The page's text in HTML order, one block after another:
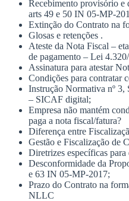
Recebimento provisório
arts 49 e 50 IN 05-MP-
Extinção do Contrato na
Glosas e retenções .
Ateste da Nota Fiscal –
de pagamento – Lei
Assinatura para atestar
Condições para contratar
Instrução Normativa nº
– SICAF digital;
Empresa não mantém
paga a nota fiscal/fatura?
Diferença entre
Gestão e Fiscalização de
Diretrizes específicas
Desconformidade da
e 63 IN 05-MP-2017;
Prazo do Contrato na
NLLC